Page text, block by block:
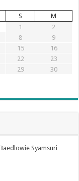
S
M
1
2
8
9
15
16
22
23
29
30
Syamsuri